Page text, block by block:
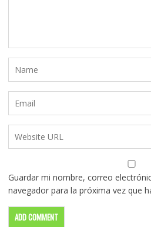
Guardar mi nombre, correo
navegador para la próxima vez que